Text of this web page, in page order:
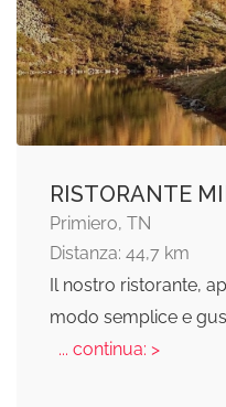
RISTORANTE
Primiero, TN
Distanza: 44,7 km
Il nostro ristorante,
modo semplice e
... continua: >